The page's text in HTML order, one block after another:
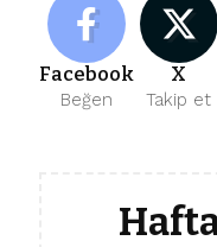
Facebook
Beğen
X
Takip et